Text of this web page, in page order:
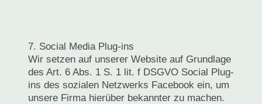
7. Social Media Plug-ins
Wir setzen auf unserer Website auf Grundlage
des Art. 6 Abs. 1 S. 1 lit. f DSGVO Social Plug-
ins des sozialen Netzwerks Facebook ein, um
unsere Firma hierüber bekannter zu machen.